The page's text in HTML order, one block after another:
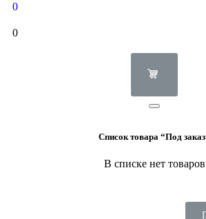
0
0
Список товара “Под
В списке нет товаров